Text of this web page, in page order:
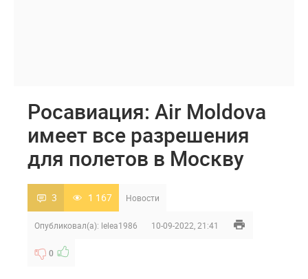
Росавиация: Air Moldova
имеет все разрешения
для полетов в Москву
3 1 167 Новости
Опубликовал(а): lelea1986 10-09-2022, 21:41
0